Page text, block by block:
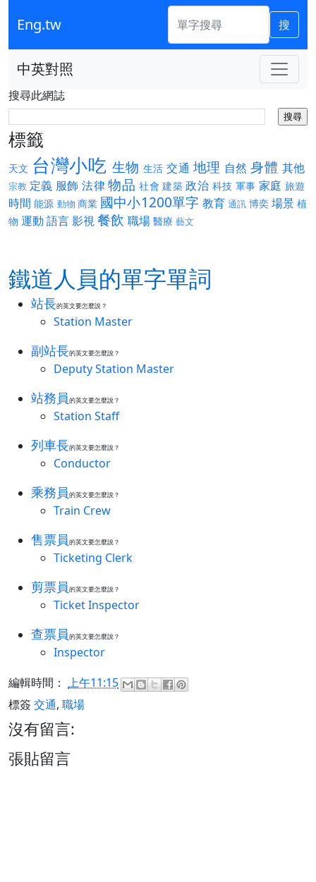
Eng.tw 搜
中英對照
搜尋此網誌
標籤
天文 台灣小吃 生物 生活 交通 地理 自然 身體 其他
宗教 定義 服飾 法律物品 社會 建築 政治 科技 軍事 家庭 旅遊
時間 能源 動物 商業 國中小1200單字 教育 通訊 博奕 場景 植
物 運動 語言影視餐飲 職場 醫療 藝文
鐵道人員的單字單詞
站長的英文要怎麼說？
Station Master
副站長的英文要怎麼說？
Deputy Station Master
站務員的英文要怎麼說？
Station Staff
列車長的英文要怎麼說？
Conductor
乘務員的英文要怎麼說？
Train Crew
售票員的英文要怎麼說？
Ticketing Clerk
剪票員的英文要怎麼說？
Ticket Inspector
查票員的英文要怎麼說？
Inspector
編輯時間： 上午11:15
標簽 交通, 職場
沒有留言:
張貼留言